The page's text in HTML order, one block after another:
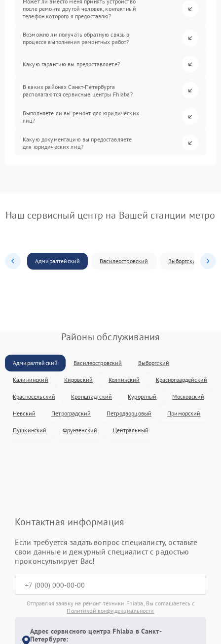
после ремонта другой человек, контактный
телефон которого я предоставлю?
Возможно ли получать обратную связь в
процессе выполнения ремонтных работ?
Какую гарантию вы предоставляете?
В каких районах Санкт-Петербурга
располагаются сервисные центры Fhiaba?
Выполняете ли вы ремонт для юридических
лиц?
Какую документацию вы предоставляете
для юридических лиц?
Наш сервисный центр на Вашей станции метро
Адмиралтейский Василеостровский Выборгский
Районы обслуживания
Адмиралтейский Василеостровский Выборгский
Калининский Кировский Колпинский Красногвардейский
Красносельский Кронштадтский Курортный Московский
Невский Петроградский Петродворцовый Приморский
Пушкинский Фрунзенский Центральный
Контактная информация
Если требуется задать вопрос специалисту, оставьте
свои данные и дежурный специалист с радостью
проконсультирует Вас!
Отправляя заявку на ремонт техники Fhiaba, Вы соглашаетесь с
Политикой конфиденциальности
Адрес сервисного центра Fhiaba в Санкт-
Петербурге: